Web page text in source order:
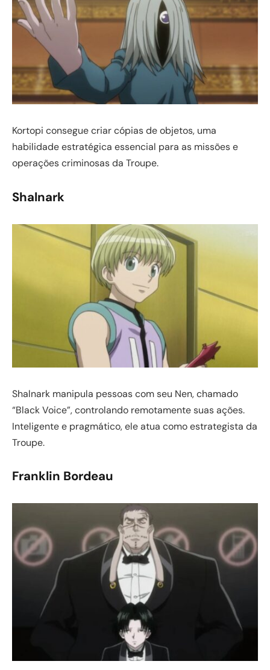
Kortopi consegue criar cópias de objetos, uma
habilidade estratégica essencial para as missões e
operações criminosas da Troupe.
Shalnark
Shalnark manipula pessoas com seu Nen, chamado
“Black Voice”, controlando remotamente suas ações.
Inteligente e pragmático, ele atua como estrategista da
Troupe.
Franklin Bordeau